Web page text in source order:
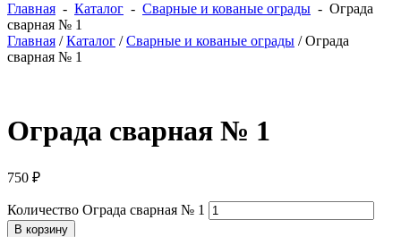
Главная - Каталог - Сварные и кованые ограды - Ограда
сварная № 1
Главная /Каталог /Сварные и кованые ограды / Ограда
сварная № 1
Ограда сварная № 1
750 ₽
Количество Ограда сварная № 1
В корзину